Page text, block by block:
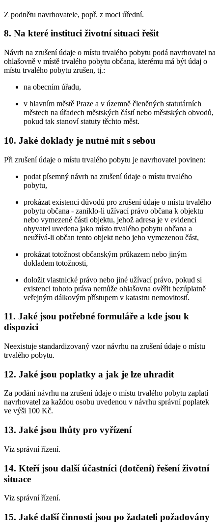
Z podnětu navrhovatele, popř. z moci úřední.
8. Na které instituci životní situaci řešit
Návrh na zrušení údaje o místu trvalého pobytu podá navrhovatel na
ohlašovně v místě trvalého pobytu občana, kterému má být údaj o
místu trvalého pobytu zrušen, tj.:
na obecním úřadu,
v hlavním městě Praze a v územně členěných statutárních
městech na úřadech městských částí nebo městských obvodů,
pokud tak stanoví statuty těchto měst.
10. Jaké doklady je nutné mít s sebou
Při zrušení údaje o místu trvalého pobytu je navrhovatel povinen:
podat písemný návrh na zrušení údaje o místu trvalého
pobytu,
prokázat existenci důvodů pro zrušení údaje o místu trvalého
pobytu občana - zaniklo-li užívací právo občana k objektu
nebo vymezené části objektu, jehož adresa je v evidenci
obyvatel uvedena jako místo trvalého pobytu občana a
neužívá-li občan tento objekt nebo jeho vymezenou část,
prokázat totožnost občanským průkazem nebo jiným
dokladem totožnosti,
doložit vlastnické právo nebo jiné užívací právo, pokud si
existenci tohoto práva nemůže ohlašovna ověřit bezúplatně
veřejným dálkovým přístupem v katastru nemovitostí.
11. Jaké jsou potřebné formuláře a kde jsou k
dispozici
Neexistuje standardizovaný vzor návrhu na zrušení údaje o místu
trvalého pobytu.
12. Jaké jsou poplatky a jak je lze uhradit
Za podání návrhu na zrušení údaje o místu trvalého pobytu zaplatí
navrhovatel za každou osobu uvedenou v návrhu správní poplatek
ve výši 100 Kč.
13. Jaké jsou lhůty pro vyřízení
Viz správní řízení.
14. Kteří jsou další účastníci (dotčení) řešení životní
situace
Viz správní řízení.
15. Jaké další činnosti jsou po žadateli požadovány